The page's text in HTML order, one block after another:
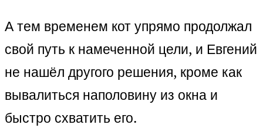
А тем временем кот упрямо продолжал
свой путь к намеченной цели, и Евгений
не нашёл другого решения, кроме как
вывалиться наполовину из окна и
быстро схватить его.